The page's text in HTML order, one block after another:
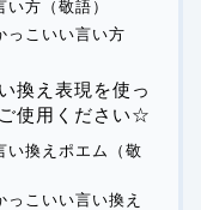
方（敬語）
っこいい言い方
換え表現を使っ
使用ください☆
い換えポエム（敬
こいい言い換え